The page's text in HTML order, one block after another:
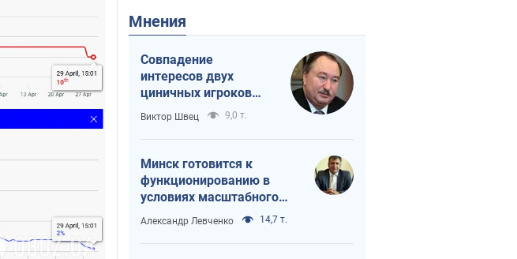
Мнения
Совпадение
интересов двух
циничных игроков
или тайный план
Трампа и Путина?
Виктор Швец 9,0 т.
Минск готовится к
функционированию в
условиях масштабного
военного кризиса
Александр Левченко 14,7 т.